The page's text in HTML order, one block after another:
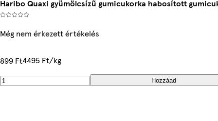
Haribo Quaxi gyümölcsízű gumicukorka habosított
Még nem érkezett értékelés
899 Ft4495 Ft/kg
Hozzáad